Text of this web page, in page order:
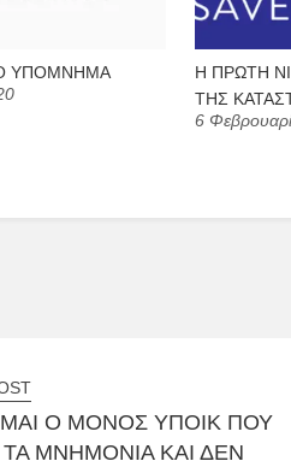
ΥΠΟΜΝΗΜΑ
Η ΠΡΩΤΗ
ΤΗΣ
6
Ο ΜΌΝΟΣ ΥΠΟΙΚ ΠΟΥ
ΜΝΗΜΌΝΙΑ ΚΑΙ ΔΕΝ